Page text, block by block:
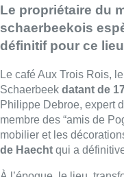
tenancier de
ce dernier. Sans
sauvegarde du
racheter l’ensemble du
500 euros
espace “pop up”, deux
Depuis lors, le café Aux
dans un nouveau lieu
découvrir les anciennes
francs belges, les
Un hommage à Pogge,